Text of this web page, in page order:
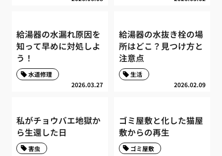
給湯器の水漏れ原因を
知って早めに対処しよ
う！
2026.03.27
水道修理
給湯器の水抜き栓の場
所はどこ？見つけ方と
注意点
2026.02.09
生活
私がチョウバエ地獄か
ら生還した日
害虫
ゴミ屋敷と化した猫屋
敷からの再生
ゴミ屋敷